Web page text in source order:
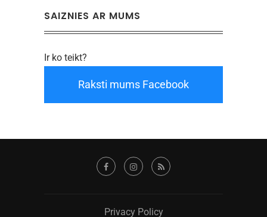
SAIZNIES AR MUMS
Ir ko teikt?
Raksti mums Facebook
Privacy Policy